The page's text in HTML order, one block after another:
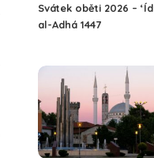
Svátek oběti 2026 – ‘Íd
al-Adhá 1447